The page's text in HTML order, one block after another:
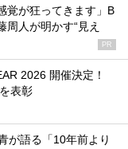
覚が狂ってきます」B
周人が明かす“見え
PR
2026 開催決定！
表彰
が語る「10年前より